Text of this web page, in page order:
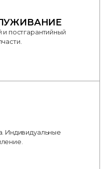
постгарантийный
Индивидуальные